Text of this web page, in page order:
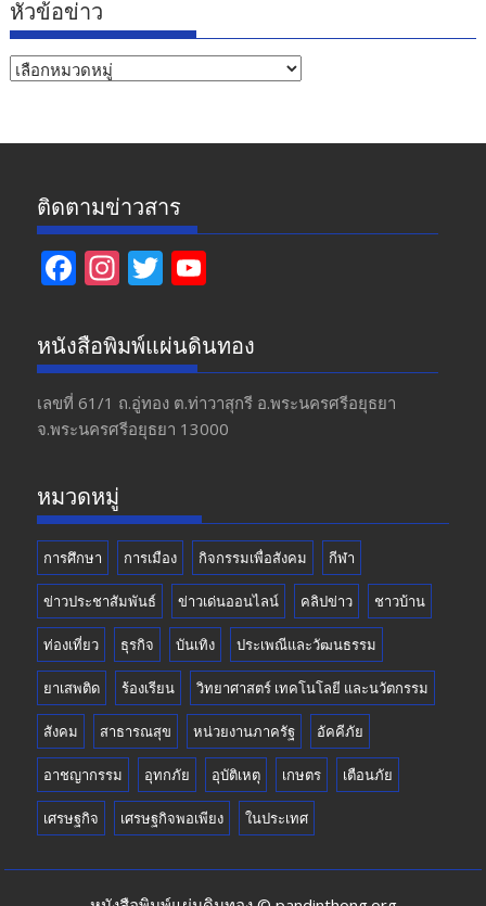
หัวข้อข่าว
หัวข้อ
ติดตามข่าวสาร
F
e
b
o
o
In
a
gr
a
m
T
itt
er
u
T
u
b
หนังสือพิมพ์แผ่นดินทอง
เลขที่ 61/1 ถ.อู่ทอง​ ต.​ท่าวาสุกรี​ อ.พระนครศรีอยุธยา​
จ.พระนครศรีอยุธยา 13000
หมวดหมู่
การศึกษา การเมือง กิจกรรมเพื่อสังคม กีฬา
ข่าวประชาสัมพันธ์ ข่าวเด่นออนไลน์ คลิปข่าว ชาวบ้าน
ท่องเที่ยว ธุรกิจ บันเทิง ประเพณีและวัฒนธรรม
ยาเสพติด ร้องเรียน วิทยาศาสตร์ เทคโนโลยี และนวัตกรรม
สังคม สาธารณสุข หน่วยงานภาครัฐ อัคคีภัย
อาชญากรรม อุทกภัย อุบัติเหตุ เกษตร เตือนภัย
เศรษฐกิจ เศรษฐกิจพอเพียง ในประเทศ